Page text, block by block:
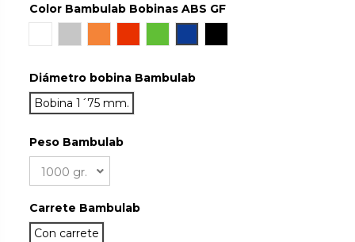
Color Bambulab Bobinas ABS GF
Diámetro bobina Bambulab
Bobina 1´75 mm.
Peso Bambulab
Carrete Bambulab
Con carrete